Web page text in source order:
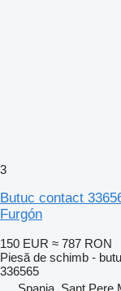
3
Butuc contact
Furgón
150 EUR ≈ 787 RON
Piesă de schimb -
336565
Spania, Sant Pere